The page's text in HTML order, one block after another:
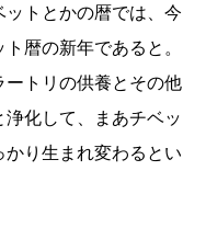
トとかの暦では、今
暦の新年であると。
ートリの供養とその他
化して、まあチベッ
かり生まれ変わるとい